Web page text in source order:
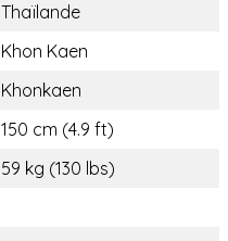
Thaïlande
Khon Kaen
Khonkaen
150 cm (4.9 ft)
59 kg (130 lbs)